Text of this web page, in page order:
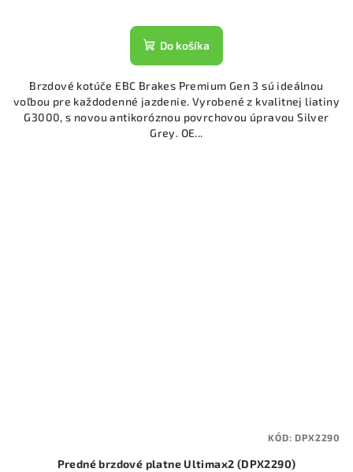
Do košíka
Brzdové kotúče EBC Brakes Premium Gen 3 sú ideálnou
voľbou pre každodenné jazdenie. Vyrobené z kvalitnej liatiny
G3000, s novou antikoróznou povrchovou úpravou Silver
Grey. OE...
Predné brzdové platne Ultimax2 (DPX2290)
KÓD:DPX2290